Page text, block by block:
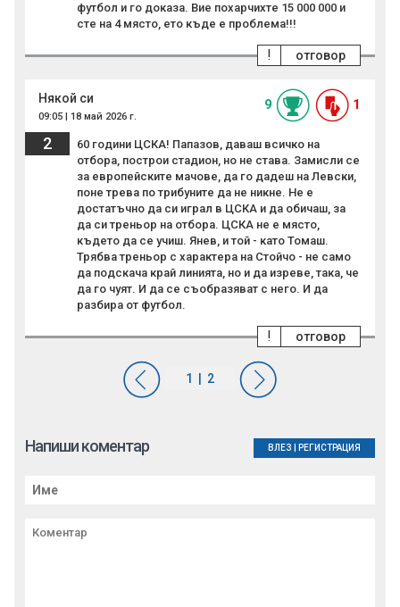
футбол и го доказа. Вие похарчихте 15 000 000 и
сте на 4 място, ето къде е проблема!!!
отговор
!
Някой си
09:05 | 18 май 2026 г.
9 1
2
60 години ЦСКА! Папазов, даваш всичко на
отбора, построи стадион, но не става. Замисли се
за европейските мачове, да го дадеш на Левски,
поне трева по трибуните да не никне. Не е
достатъчно да си играл в ЦСКА и да обичаш, за
да си треньор на отбора. ЦСКА не е място,
където да се учиш. Янев, и той - като Томаш.
Трябва треньор с характера на Стойчо - не само
да подскача край линията, но и да изреве, така, че
да го чуят. И да се съобразяват с него. И да
разбира от футбол.
отговор
!
Напиши коментар ВЛЕЗ РЕГИСТРАЦИЯ